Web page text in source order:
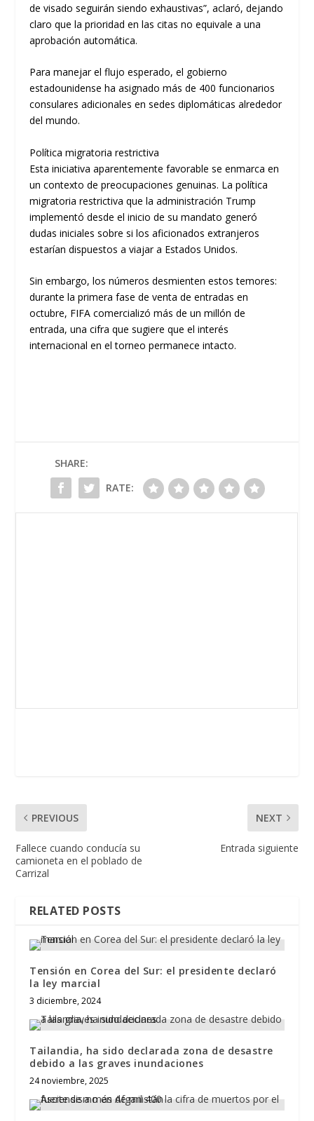
de visado seguirán siendo exhaustivas”, aclaró, dejando
claro que la prioridad en las citas no equivale a una
aprobación automática.
Para manejar el flujo esperado, el gobierno
estadounidense ha asignado más de 400 funcionarios
consulares adicionales en sedes diplomáticas alrededor
del mundo.
Política migratoria restrictiva
Esta iniciativa aparentemente favorable se enmarca en
un contexto de preocupaciones genuinas. La política
migratoria restrictiva que la administración Trump
implementó desde el inicio de su mandato generó
dudas iniciales sobre si los aficionados extranjeros
estarían dispuestos a viajar a Estados Unidos.
Sin embargo, los números desmienten estos temores:
durante la primera fase de venta de entradas en
octubre, FIFA comercializó más de un millón de
entrada, una cifra que sugiere que el interés
internacional en el torneo permanece intacto.
SHARE:
RATE:
PREVIOUS
Fallece cuando conducía su
camioneta en el poblado de
Carrizal
NEXT
Entrada siguiente
RELATED POSTS
Tensión en Corea del Sur: el presidente declaró
la ley marcial
3 diciembre, 2024
Tailandia, ha sido declarada zona de desastre
debido a las graves inundaciones
24 noviembre, 2025